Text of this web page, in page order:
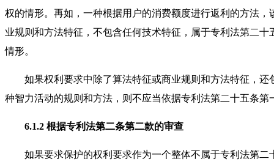
权的情形。再如，一种根据用户的消费额度进行返利的方法
业规则和方法特征，不包含任何技术特征，属于专利法第二
情形。
如果权利要求中除了算法特征或商业规则和方法特征，还
种智力活动的规则和方法，则不应当依据专利法第二十五条
6.1.2 根据专利法第二条第二款的审查
如果要求保护的权利要求作为一个整体不属于专利法第二